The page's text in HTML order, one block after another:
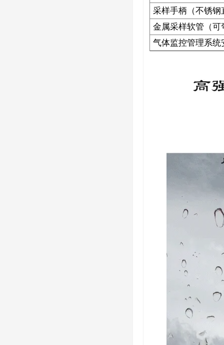
采样手柄（不锈钢
金属采样软管（可
气体监控管理系统